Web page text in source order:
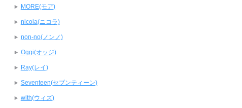
MORE(モア)
nicola(ニコラ)
non-no(ノンノ)
Oggi(オッジ)
Ray(レイ)
Seventeen(セブンティーン)
with(ウィズ)